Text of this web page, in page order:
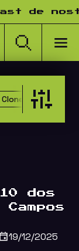
de
Clones Happy
dos
19/12/2025